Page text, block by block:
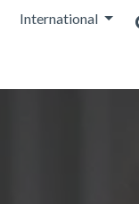
International